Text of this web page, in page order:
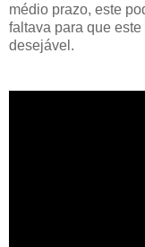
médio prazo, este
faltava para que
desejável.